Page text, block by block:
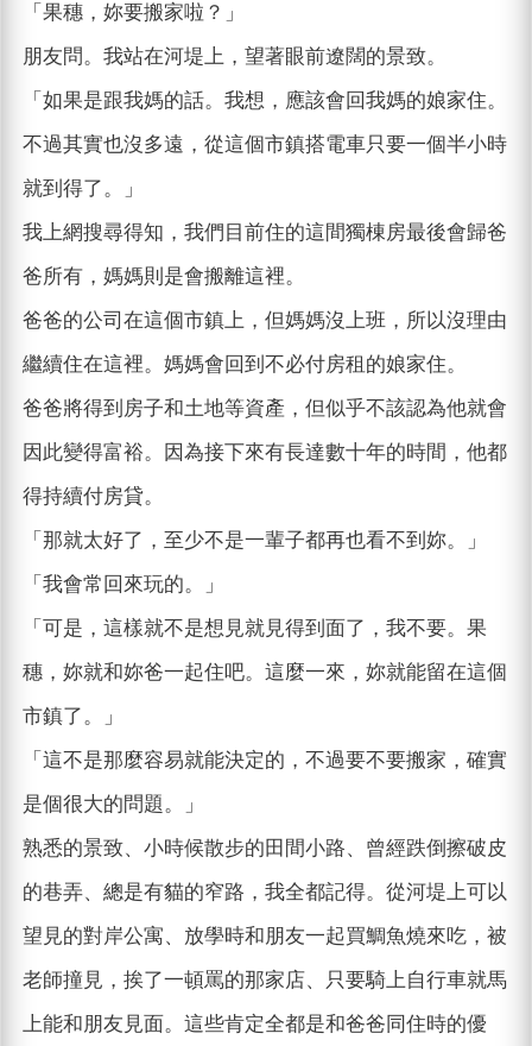
「果穗，妳要搬家啦？」
朋友問。我站在河堤上，望著眼前遼闊的景致。
「如果是跟我媽的話。我想，應該會回我媽的娘家住。
不過其實也沒多遠，從這個市鎮搭電車只要一個半小時
就到得了。」
我上網搜尋得知，我們目前住的這間獨棟房最後會歸爸
爸所有，媽媽則是會搬離這裡。
爸爸的公司在這個市鎮上，但媽媽沒上班，所以沒理由
繼續住在這裡。媽媽會回到不必付房租的娘家住。
爸爸將得到房子和土地等資產，但似乎不該認為他就會
因此變得富裕。因為接下來有長達數十年的時間，他都
得持續付房貸。
「那就太好了，至少不是一輩子都再也看不到妳。」
「我會常回來玩的。」
「可是，這樣就不是想見就見得到面了，我不要。果
穗，妳就和妳爸一起住吧。這麼一來，妳就能留在這個
市鎮了。」
「這不是那麼容易就能決定的，不過要不要搬家，確實
是個很大的問題。」
熟悉的景致、小時候散步的田間小路、曾經跌倒擦破皮
的巷弄、總是有貓的窄路，我全都記得。從河堤上可以
望見的對岸公寓、放學時和朋友一起買鯛魚燒來吃，被
老師撞見，挨了一頓罵的那家店、只要騎上自行車就馬
上能和朋友見面。這些肯定全都是和爸爸同住時的優